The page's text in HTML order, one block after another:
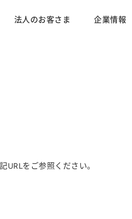
法人のお客さま 企業情報
URLをご参照ください。